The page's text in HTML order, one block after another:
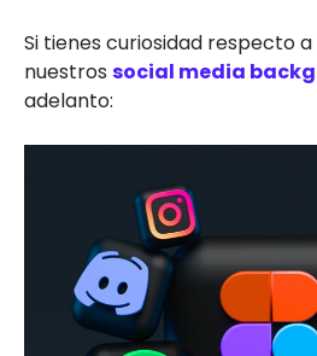
Si tienes curiosidad respecto
nuestros social media
adelanto: